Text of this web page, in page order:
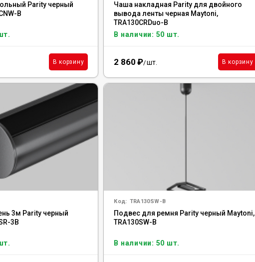
Parity черный
B
В корзину
Чаша накладная Parity для двойного
вывода ленты черная Maytoni,
TRA130CRDuo-B
В наличии: 50 шт.
2 860 ₽/шт. В корзину
3м Parity черный
3B
Код: TRA130SW-B
Подвес для ремня Parity черный Maytoni,
TRA130SW-B
В наличии: 50 шт.